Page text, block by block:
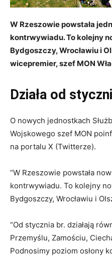
W Rzeszowie powstała
kontrwywiadu. To kolejny
Bydgoszczy, Wrocławiu i
wicepremier, szef MON
Działa od
O nowych jednostkach
Wojskowego szef MON
na portalu X (Twitterze).
“W Rzeszowie powstała
kontrwywiadu. To kolejny
Bydgoszczy, Wrocławiu i
“Od stycznia br. działają
Przemyślu, Zamościu,
Podnosimy poziom osłony